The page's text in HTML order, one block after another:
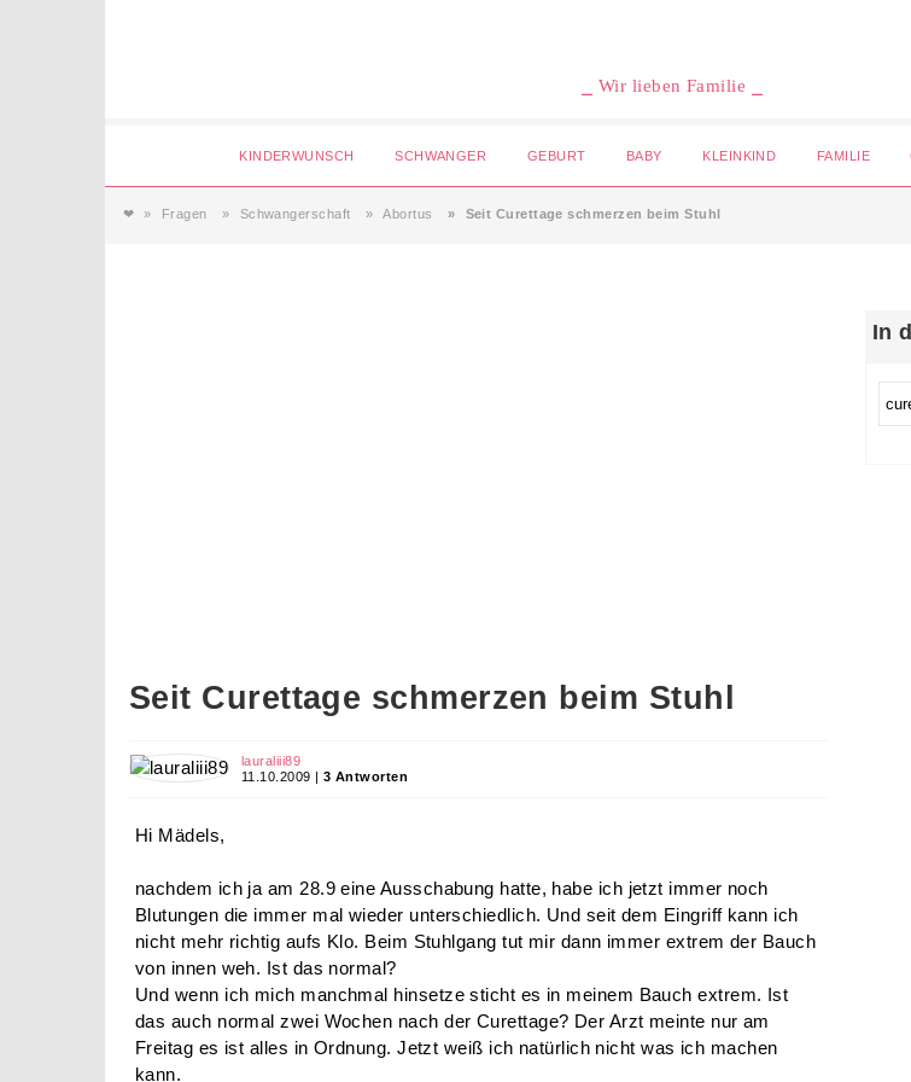
⎯ Wir lieben Familie ⎯
KINDERWUNSCH SCHWANGER GEBURT BABY KLEINKIND FAMILIE
❤ Fragen Schwangerschaft Abortus Seit Curettage schmerzen beim Stuhl
Seit Curettage schmerzen beim Stuhl
lauraliii89
11.10.2009 | 3 Antworten
Hi Mädels,
nachdem ich ja am 28.9 eine Ausschabung hatte, habe ich jetzt immer noch
Blutungen die immer mal wieder unterschiedlich. Und seit dem Eingriff kann ich
nicht mehr richtig aufs Klo. Beim Stuhlgang tut mir dann immer extrem der Bauch
von innen weh. Ist das normal?
Und wenn ich mich manchmal hinsetze sticht es in meinem Bauch extrem. Ist
das auch normal zwei Wochen nach der Curettage? Der Arzt meinte nur am
Freitag es ist alles in Ordnung. Jetzt weiß ich natürlich nicht was ich machen
kann.
In